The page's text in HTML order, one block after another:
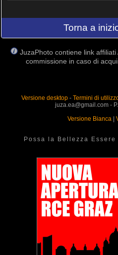
Torna a
JuzaPhoto contiene link
commissione in caso di
Versione desktop- Termini di
juza.ea@gmail.com -
Versione Bianca
Possa la Bellezza Essere